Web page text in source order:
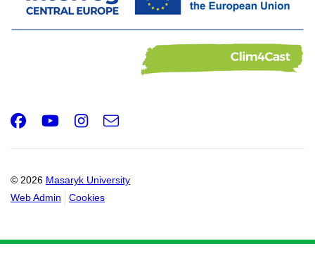
© 2026 Masaryk University
Web Admin
Cookies
Facebook
Youtube
Instagram
e-